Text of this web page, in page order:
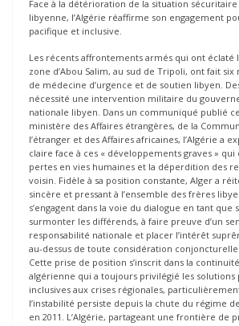
Face à la détérioration de la situation sécuritaire
libyenne, l’Algérie réaffirme son engagement
pacifique et inclusive.
Les récents affrontements armés qui ont éclaté
zone d’Abou Salim, au sud de Tripoli, ont fait
de médecine d’urgence et de soutien libyen.
nécessité une intervention militaire du
nationale libyen. Dans un communiqué publié
ministère des Affaires étrangères, de la
l’étranger et des Affaires africaines, l’Algérie a
claire face à ces « développements graves »
pertes en vies humaines et la déperdition des
voisin. Fidèle à sa position constante, Alger a
sincère et pressant à l’ensemble des frères
s’engagent dans la voie du dialogue en tant que
surmonter les différends, à faire preuve d’un
responsabilité nationale et placer l’intérêt
au-dessus de toute considération
Cette prise de position s’inscrit dans la
algérienne qui a toujours privilégié les solutions
inclusives aux crises régionales,
l’instabilité persiste depuis la chute du régime
en 2011. L’Algérie, partageant une frontière de